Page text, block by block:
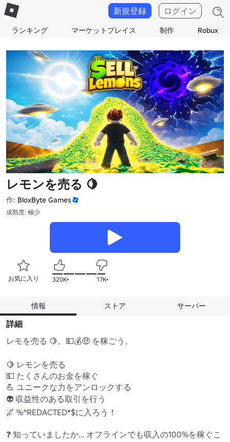
ランキング マーケットプレイス 制作 Robux
新規登録 ログイン
レモンを売る 🍋
作: BloxByte Games
成熟度: 極少
お気に入り 320K+ 17K+
情報 ストア サーバー
詳細
レモを売る 🍋。💵💰🤑 を稼ごう。
🍋 レモンを売る
💵 たくさんのお金を稼ぐ
💪 ユニークな力をアンロックする
👽 収益性のある取引を行う
🌌 %^REDACTED*$に入ろう！
❓ 知っていましたか... オフラインでも収入の100%を稼ぐこ